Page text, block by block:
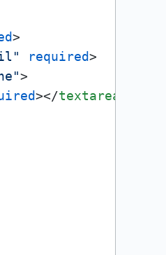
>
required>
>
></textarea